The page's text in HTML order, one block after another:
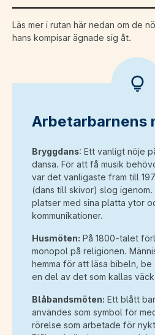
Läs mer i rutan här nedan om de
hans kompisar ägnade sig åt.
Arbetarbarnens
Bryggdans: Ett vanligt nöje
dansa. För att få musik
var det vanligaste fram till
(dans till skivor) slog
platser med sina platta ytor
kommunikationer.
Husmöten: På 1800-talet
monopol på religionen.
hemma för att läsa bibeln, be
en del av det som kallas
Blåbandsmöten: Ett blått
användes som symbol för
rörelse som arbetade för